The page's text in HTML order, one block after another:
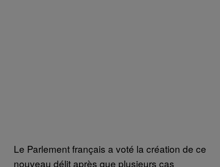
Le Parlement français a voté la création de ce
nouveau délit après que plusieurs cas